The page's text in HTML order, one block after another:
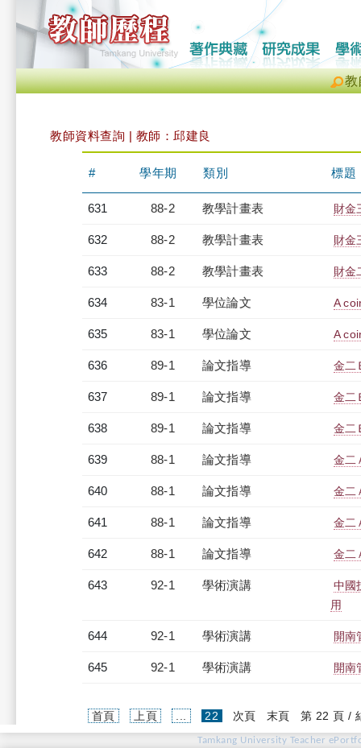
教
教師資料查詢 | 教師：邱建良
# 學年期 類別 標題
631 88-2 教學計畫表 財金
632 88-2 教學計畫表 財金
633 88-2 教學計畫表 財金
634 83-1 學位論文 A
635 83-1 學位論文 A
636 89-1 論文指導 金二
637 89-1 論文指導 金二
638 89-1 論文指導 金二
639 88-1 論文指導 金二
640 88-1 論文指導 金二
641 88-1 論文指導 金二
642 88-1 論文指導 金二
643 92-1 學術演講
中國
用
644 92-1 學術演講 開南
645 92-1 學術演講 開南
首頁 上頁 22 (current)
次頁 末頁 第 22 頁 /
Tamkang University Teacher